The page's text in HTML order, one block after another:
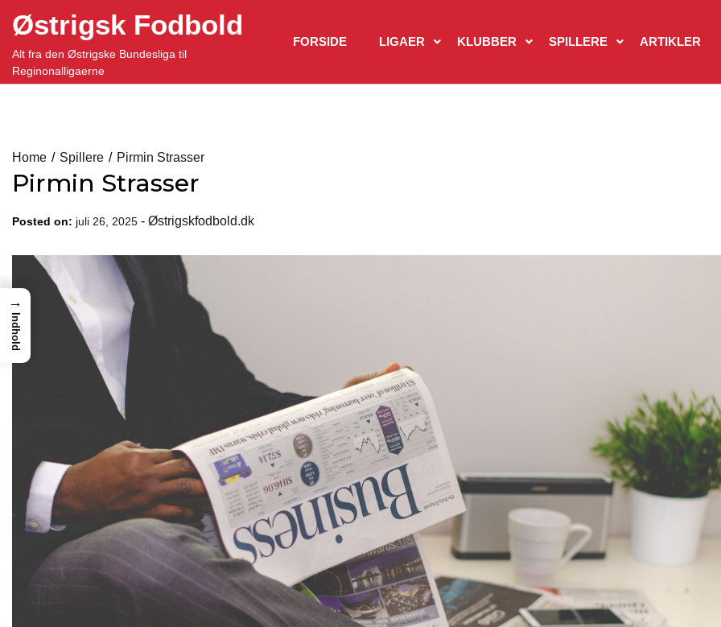
content
Østrigsk Fodbold
Alt fra den Østrigske Bundesliga til
Reginonalligaerne
FORSIDE LIGAER KLUBBER SPILLERE ARTIKLER
Home Spillere Pirmin Strasser
Pirmin Strasser
Posted on: juli 26, 2025 - Østrigskfodbold.dk
→
Indhold